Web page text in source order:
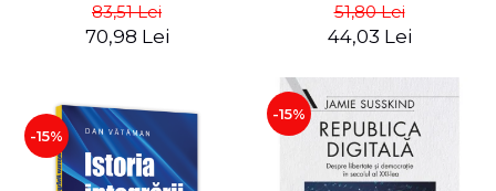
Rautu
83,51 Lei
70,98 Lei
51,80 Lei
44,03 Lei
-15%
-15%